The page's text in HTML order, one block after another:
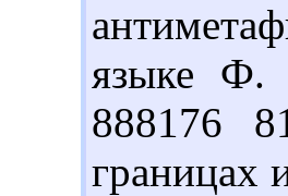
языке
888176
границах